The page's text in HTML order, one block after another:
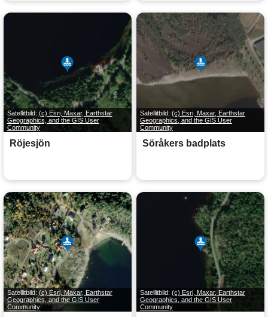
Satellitbild: (c) Esri, Maxar, Earthstar
Geographics, and the GIS User
Community
Röjesjön
Satellitbild: (c) Esri, Maxar, Earthstar
Geographics, and the GIS User
Community
Söråkers badplats
Satellitbild:(c) Esri, Maxar, Earthstar
Geographics, and the GIS User
Community
Satellitbild: (c) Esri, Maxar, Earthstar
Geographics, and the GIS User
Community